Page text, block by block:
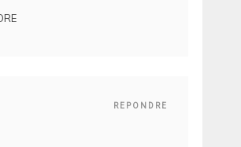
REPONDRE